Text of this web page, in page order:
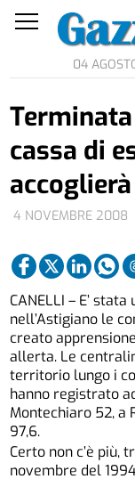
04
4 NOVEMBRE 2008
cassa di
CANELLI – E’
nell’Astigiano le
creato
allerta. Le
territorio lungo i
hanno registrato
Montechiaro 52, a
97,6.
Certo non c’è più,
novembre del